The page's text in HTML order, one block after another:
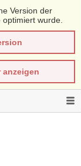
Version der
wurde.
anzeigen